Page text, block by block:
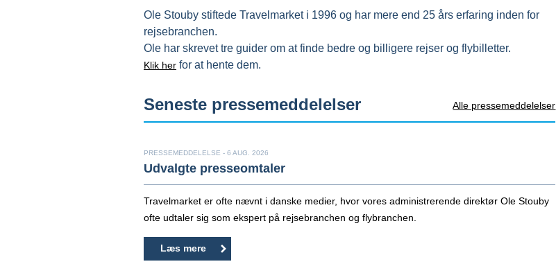
Ole Stouby stiftede Travelmarket i 1996 og har mere end 25 års erfaring inden for
rejsebranchen.
Ole har skrevet tre guider om at finde bedre og billigere rejser og flybilletter.
Klik her for at hente dem.
Seneste pressemeddelelser Alle pressemeddelelser
PRESSEMEDDELELSE - 6 AUG. 2026
Udvalgte presseomtaler
Travelmarket er ofte nævnt i danske medier, hvor vores administrerende direktør Ole Stouby
ofte udtaler sig som ekspert på rejsebranchen og flybranchen.
Læs mere